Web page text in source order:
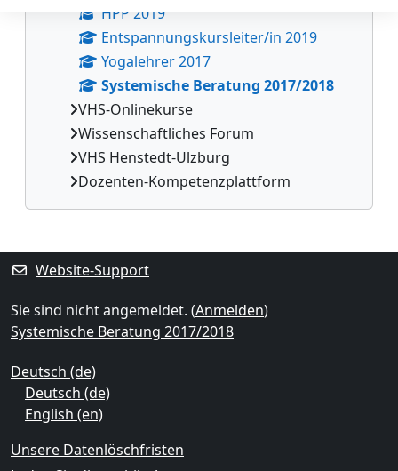
HPP 2019
Entspannungskursleiter/in 2019
Yogalehrer 2017
Systemische Beratung 2017/2018
VHS-Onlinekurse
Wissenschaftliches Forum
VHS Henstedt-Ulzburg
Dozenten-Kompetenzplattform
Ergänzungsblöcke
Website-Support
Sie sind nicht angemeldet. (Anmelden)
Systemische Beratung 2017/2018
Deutsch ‎(de)‎
Deutsch ‎(de)‎
English ‎(en)‎
Unsere Datenlöschfristen